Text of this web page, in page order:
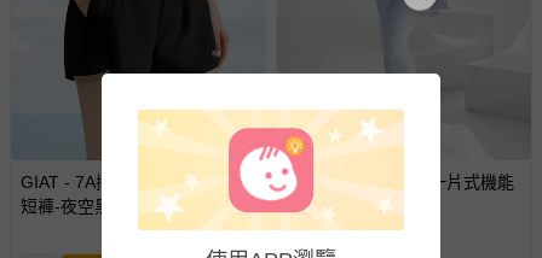
商品如因「價格、組合」等錯誤原因，導致無法安排出貨，
會主動以簡訊及mail通知訂單取消事宜，並將提供適當補
償。
GIAT - 7A抑菌假兩件輕量口袋
短褲-夜空黑
GIAT - 7A抑菌兩穿一片式機能
褲裙-水晶藍